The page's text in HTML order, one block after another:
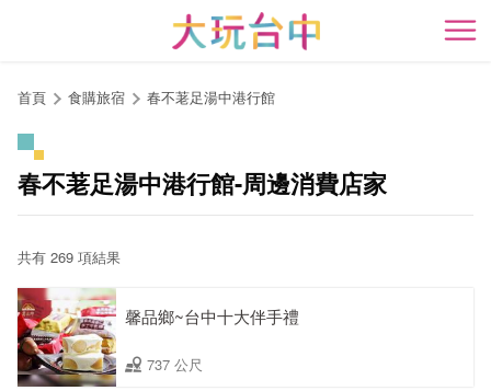
開
首頁 食購旅宿 春不荖足湯中港行館
春不荖足湯中港行館-周邊消費店家
共有 269 項結果
馨品鄉~台中十大伴手禮
737 公尺